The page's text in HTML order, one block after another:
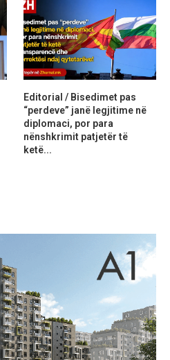
Editorial / Bisedimet pas
“perdeve” janë legjitime në
diplomaci, por para
nënshkrimit patjetër të
ketë...